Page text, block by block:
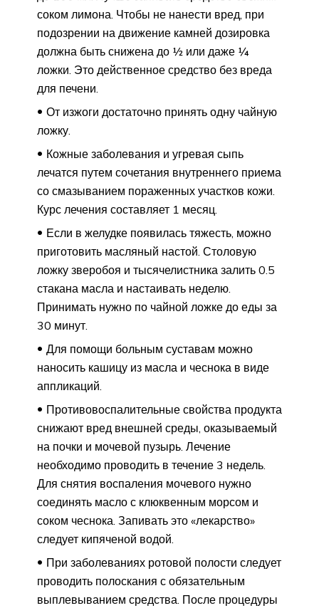
соком лимона. Чтобы не нанести вред, при
подозрении на движение камней дозировка
должна быть снижена до ½ или даже ¼
ложки. Это действенное средство без вреда
для печени.
От изжоги достаточно принять одну чайную
ложку.
Кожные заболевания и угревая сыпь
лечатся путем сочетания внутреннего приема
со смазыванием пораженных участков кожи.
Курс лечения составляет 1 месяц.
Если в желудке появилась тяжесть, можно
приготовить масляный настой. Столовую
ложку зверобоя и тысячелистника залить 0.5
стакана масла и настаивать неделю.
Принимать нужно по чайной ложке до еды за
30 минут.
Для помощи больным суставам можно
наносить кашицу из масла и чеснока в виде
аппликаций.
Противовоспалительные свойства продукта
снижают вред внешней среды, оказываемый
на почки и мочевой пузырь. Лечение
необходимо проводить в течение 3 недель.
Для снятия воспаления мочевого нужно
соединять масло с клюквенным морсом и
соком чеснока. Запивать это «лекарство»
следует кипяченой водой.
При заболеваниях ротовой полости следует
проводить полоскания с обязательным
выплевыванием средства. После процедуры